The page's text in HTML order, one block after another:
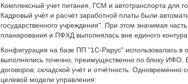
Комплексный учет питания, ГСМ и автотранспорта для
Кадровый учёт и расчёт заработной платы были
государственного учреждения". При этом значимая
планирования и ПФХД выполнялась вне единого
Конфигурация на базе ПП "1С-Рарус" использовалась в
выполнялись точечно, преимущественно по блоку ИФО.
договоров, складской учёт и отчётность. Одновременно
целевой модели управления: